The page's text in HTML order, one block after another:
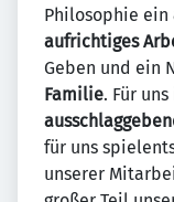
Philosophie ein
aufrichtiges
Geben und ein
Familie. Für
für uns
unserer